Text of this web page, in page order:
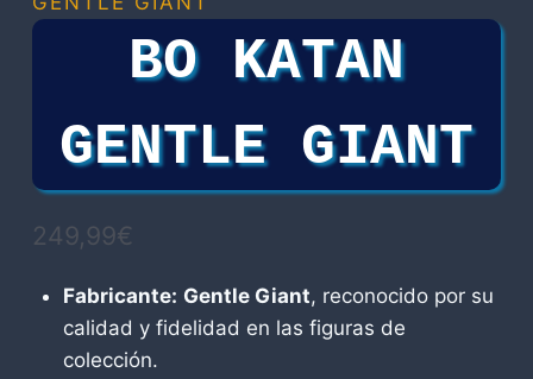
BO KATAN
GENTLE GIANT
249,99€
Fabricante: Gentle Giant, reconocido por su
calidad y fidelidad en las figuras de
colección.